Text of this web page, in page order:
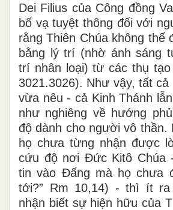
Dei Filius của Công đồng
bố vạ tuyệt thông đối với
rằng Thiên Chúa không thể
bằng lý trí (nhờ ánh sáng
trí nhân loại) từ các thụ tạo
3021.3026). Như vậy, tất
vừa nêu - cả Kinh Thánh
như nghiêng về hướng
độ dành cho người vô thần.
họ chưa từng nhận được
cứu độ nơi Đức Kitô Chúa
tin vào Đấng mà họ chưa
tới?” Rm 10,14) - thì ít ra
nhận biết sự hiện hữu của